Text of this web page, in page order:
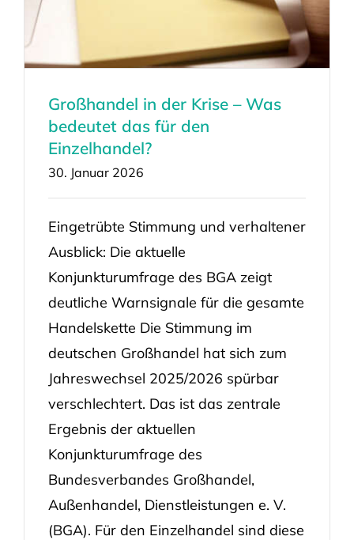
Großhandel in der Krise – Was
bedeutet das für den
Einzelhandel?
30. Januar 2026
Eingetrübte Stimmung und verhaltener
Ausblick: Die aktuelle
Konjunkturumfrage des BGA zeigt
deutliche Warnsignale für die gesamte
Handelskette Die Stimmung im
deutschen Großhandel hat sich zum
Jahreswechsel 2025/2026 spürbar
verschlechtert. Das ist das zentrale
Ergebnis der aktuellen
Konjunkturumfrage des
Bundesverbandes Großhandel,
Außenhandel, Dienstleistungen e. V.
(BGA). Für den Einzelhandel sind diese